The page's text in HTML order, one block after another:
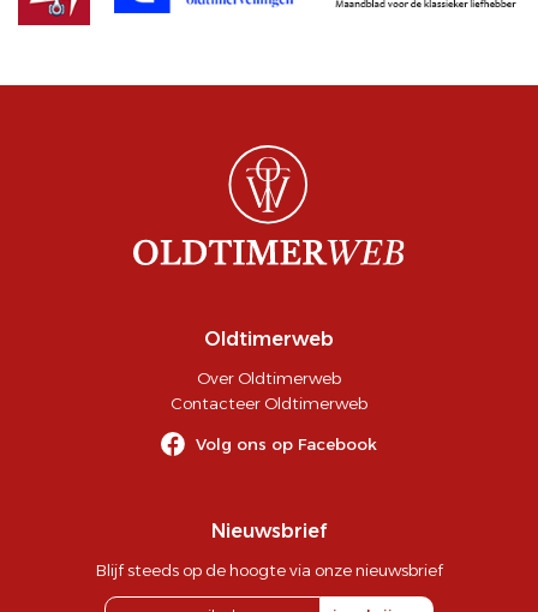
Oldtimerweb
Over Oldtimerweb
Contacteer Oldtimerweb
Volg ons op Facebook
Nieuwsbrief
Blijf steeds op de hoogte via onze nieuwsbrief